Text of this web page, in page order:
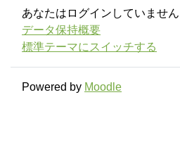
あなたはログインしていませ
データ保持概要
標準テーマにスイッチする
Powered by Moodle